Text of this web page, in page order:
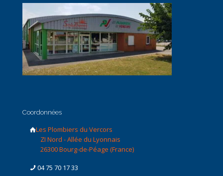
Coordonnées
Les Plombiers du Vercors
ZI Nord - Allée du Lyonnais
26300 Bourg-de-Péage (France)
04 75 70 17 33